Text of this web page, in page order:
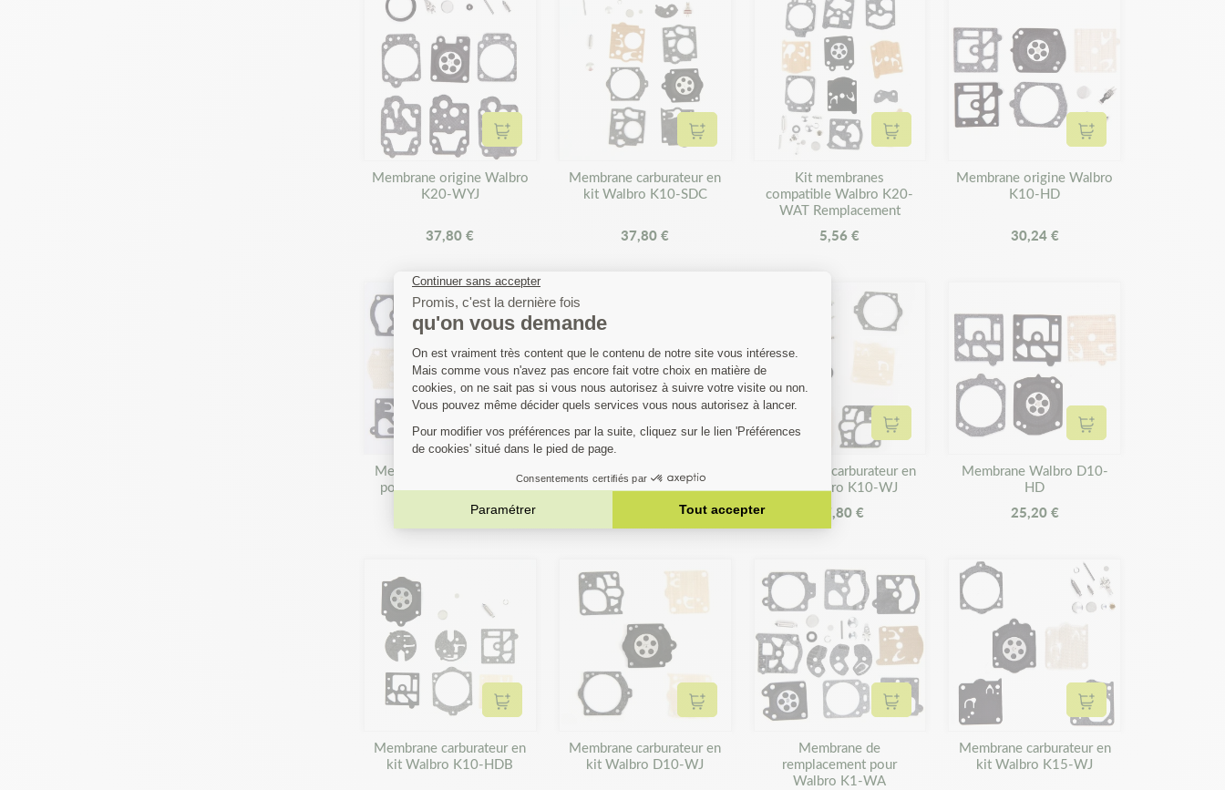
Ajouter au panier
Membrane origine Walbro
K20-WYJ
37,80 €
Ajouter au panier
Membrane carburateur en
kit Walbro K10-SDC
37,80 €
Ajouter au panier
Kit membranes
compatible Walbro K20-
WAT Remplacement
5,56 €
Ajouter au panier
Membrane origine Walbro
K10-HD
30,24 €
Ajouter au panier
Membrane remplacement
pour Walbro D10-WAT
Membrane carburateur en
kit Walbro K10-HDC
Ajouter au panier
Membrane carburateur en
kit Walbro K10-WJ
37,80 €
Ajouter au panier
Membrane Walbro D10-
HD
25,20 €
Ajouter au panier
Membrane carburateur en
kit Walbro K10-HDB
Ajouter au panier
Membrane carburateur en
kit Walbro D10-WJ
Ajouter au panier
Membrane de
remplacement pour
Walbro K1-WA
Ajouter au panier
Membrane carburateur en
kit Walbro K15-WJ